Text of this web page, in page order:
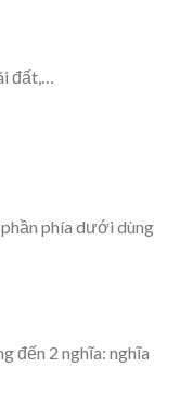
đất,…
phía dưới dùng
đến 2 nghĩa: nghĩa